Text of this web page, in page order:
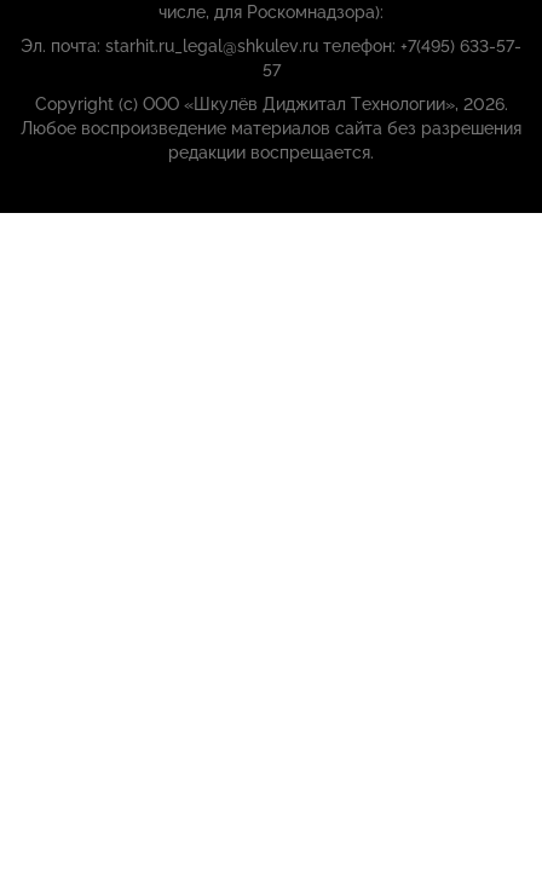
числе, для Роскомнадзора):
Эл. почта: starhit.ru_legal@shkulev.ru телефон: +7(495) 633-57-
57
Copyright (с) ООО «Шкулёв Диджитал Технологии», 2026.
Любое воспроизведение материалов сайта без разрешения
редакции воспрещается.